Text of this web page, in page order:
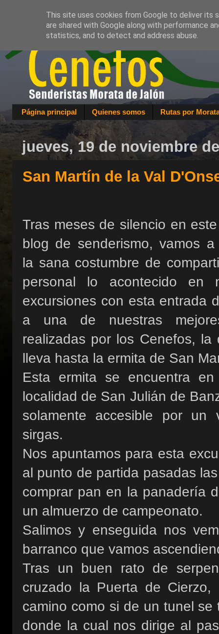
Página principal Quienes somos Rutas por
jueves, 19 de noviembre
San Martín de la Val
Tras meses de silencio en
blog de senderismo, vamos a
la sana costumbre de
personal lo acontecido en
excursiones con esta entrada
a una de nuestras
realizadas por los Cenefos, la
lleva hasta la ermita de San
Esta ermita se encuentra
localidad de San Julián de
solamente accesible por un
sirgas.
Nos apuntamos para esta
al punto de partida pasadas
comprar pan en la panadería
un almuerzo de campeonato.
Salimos y enseguida nos
barranco que vamos
Tras un buen rato de
cruzado la Puerta de
camino como si de un tunel
donde la cual nos dirige al
This site uses cookies from Google to deliver its
are shared with Google along with performance
statistics, and to detect and address abuse.